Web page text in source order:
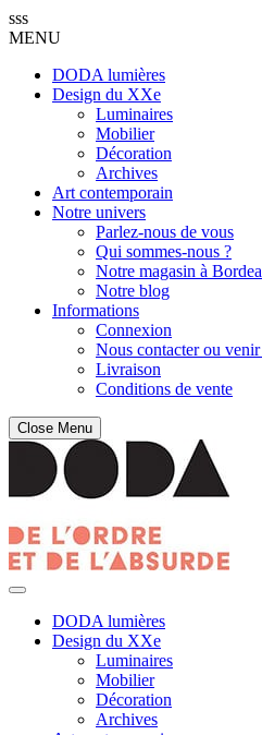
sss
MENU
DODA lumières
Design du XXe
Luminaires
Mobilier
Décoration
Archives
Art contemporain
Notre univers
Parlez-nous de vous
Qui sommes-nous ?
Notre magasin à
Notre blog
Informations
Connexion
Nous contacter ou
Livraison
Conditions de vente
Close Menu
DODA lumières
Design du XXe
Luminaires
Mobilier
Décoration
Archives